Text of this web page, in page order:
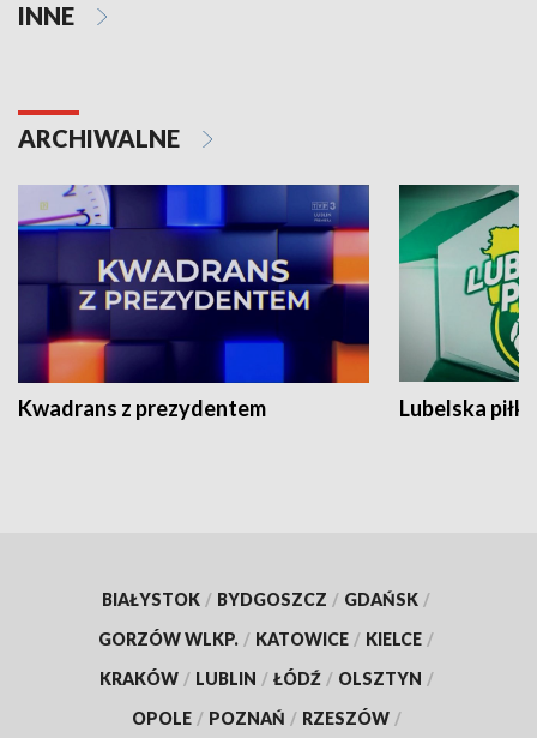
INNE
ARCHIWALNE
Kwadrans z prezydentem Lubelska piłka
BIAŁYSTOK / BYDGOSZCZ / GDAŃSK /
GORZÓW WLKP. / KATOWICE / KIELCE /
KRAKÓW / LUBLIN / ŁÓDŹ / OLSZTYN /
OPOLE / POZNAŃ / RZESZÓW /